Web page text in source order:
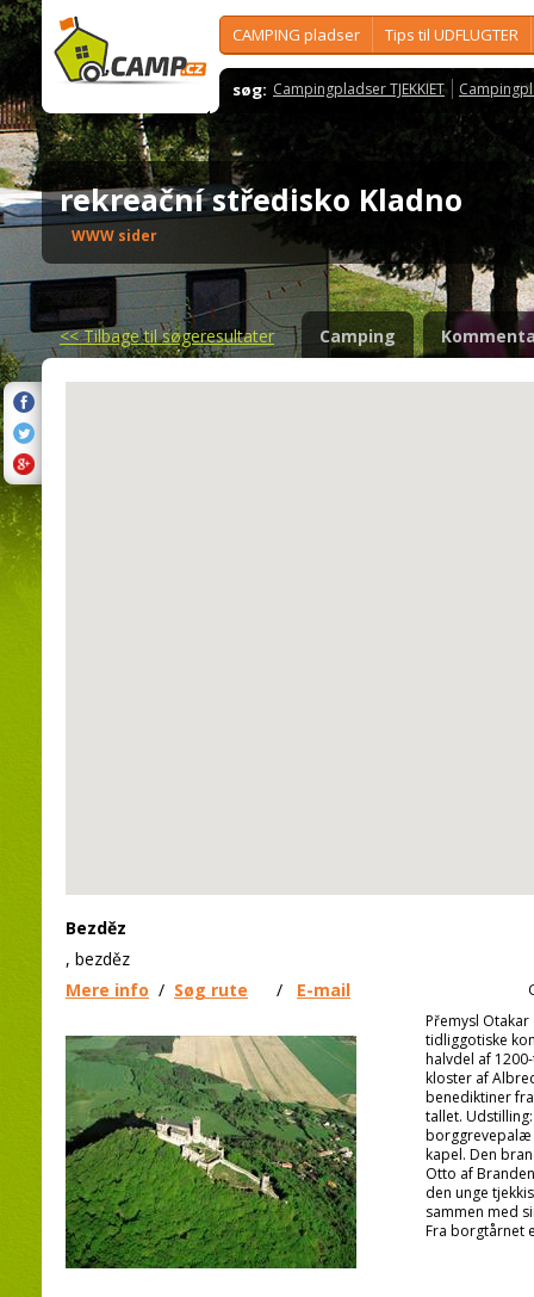
CAMPING pladser Tips til UDFLUGTER
søg: Campingpladser TJEKKIET
rekreační středisko Kladno
WWW sider
<<Tilbage til søgeresultater Camping
Bezděz
, bezděz
Mere info / Søg rute / E-mail
Přemysl
tidliggotiske
halvdel af
kloster af
benediktiner
tallet.
borggrevepalæ
kapel. Den
Otto af
den unge
sammen med
Fra borgtårnet